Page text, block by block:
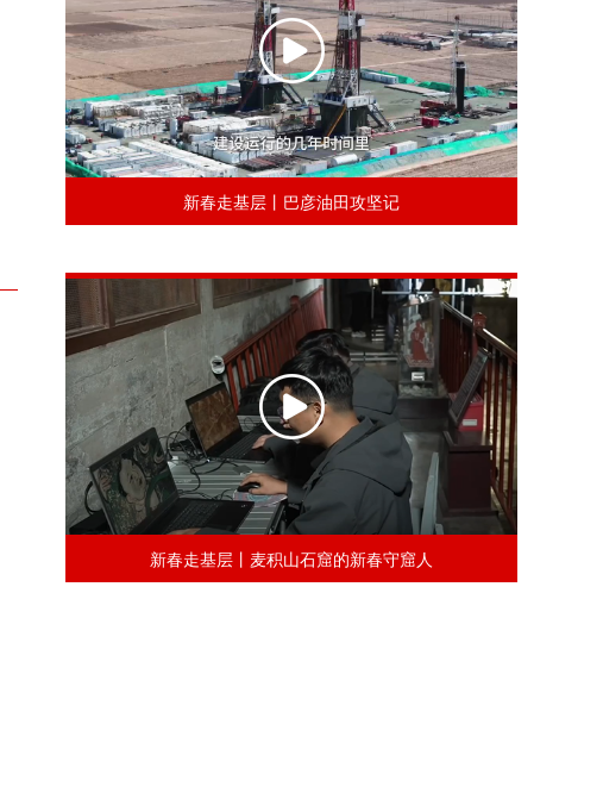
新春走基层丨巴彦油田攻坚记
新春走基层丨麦积山石窟的新春守窟人